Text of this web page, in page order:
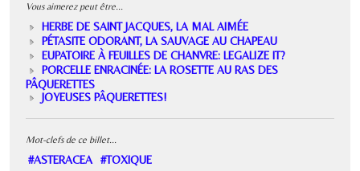
Vous aimerez peut être...
HERBE DE SAINT JACQUES, LA MAL AIMÉE
PÉTASITE ODORANT, LA SAUVAGE AU CHAPEAU
EUPATOIRE À FEUILLES DE CHANVRE: LEGALIZE IT?
PORCELLE ENRACINÉE: LA ROSETTE AU RAS DES
PÂQUERETTES
JOYEUSES PÂQUERETTES!
Mot-clefs de ce billet...
#ASTERACEA #TOXIQUE